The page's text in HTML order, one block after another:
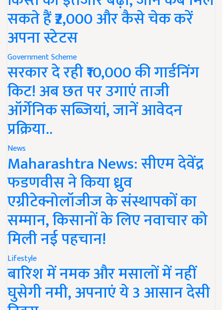
सकते हैं ₹2,000 और कैसे चेक करें
अपना स्टेटस
Government Scheme
सरकार दे रही ₹10,000 की गार्डनिंग
किट! अब छत पर उगाएं ताजी
ऑर्गेनिक सब्जियां, जानें आवेदन
प्रक्रिया..
News
Maharashtra News: सीएम देवेंद्र
फडणवीस ने किया ध्रुव
एग्रीटेक्नोलॉजीज के संस्थापकों का
सम्मान, किसानों के लिए नवाचार को
मिली नई पहचान!
Lifestyle
बारिश में नमक और मसालों में नहीं
घुसेगी नमी, अपनाएं ये 3 आसान देसी